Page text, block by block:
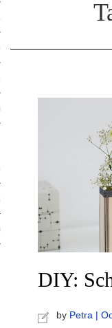
Location
DIY:
by Petra |